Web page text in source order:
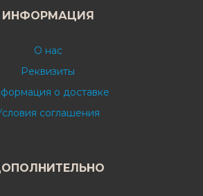
ИНФОРМАЦИЯ
О нас
Реквизиты
о доставке
соглашения